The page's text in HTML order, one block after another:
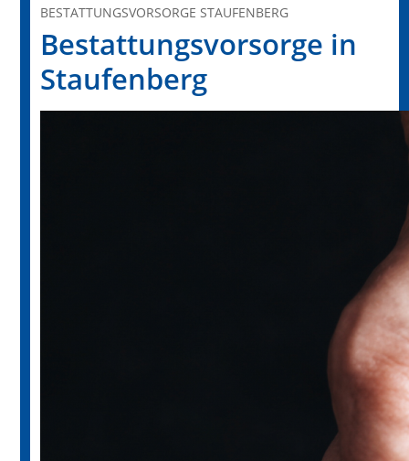
BESTATTUNGSVORSORGE STAUFENBERG
Bestattungsvorsorge in
Staufenberg